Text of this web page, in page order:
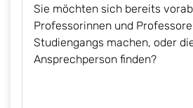
Sie möchten sich bereits
Professorinnen und
Studiengangs machen, oder
Ansprechperson finden?